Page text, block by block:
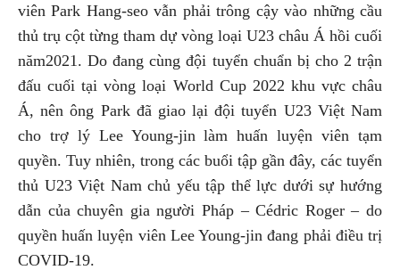
viên Park Hang-seo vẫn phải trông cậy vào những cầu
thủ trụ cột từng tham dự vòng loại U23 châu Á hồi cuối
năm2021. Do đang cùng đội tuyển chuẩn bị cho 2 trận
đấu cuối tại vòng loại World Cup 2022 khu vực châu
Á, nên ông Park đã giao lại đội tuyển U23 Việt Nam
cho trợ lý Lee Young-jin làm huấn luyện viên tạm
quyền. Tuy nhiên, trong các buổi tập gần đây, các tuyển
thủ U23 Việt Nam chủ yếu tập thể lực dưới sự hướng
dẫn của chuyên gia người Pháp – Cédric Roger – do
quyền huấn luyện viên Lee Young-jin đang phải điều trị
COVID-19.